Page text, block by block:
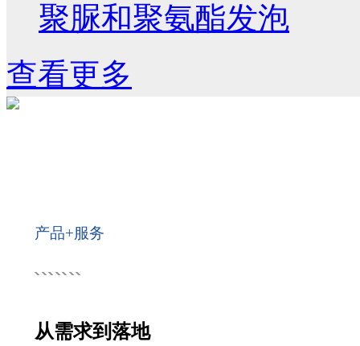
聚脲和聚氨酯发泡
查看更多
产品+服务
从需求到落地